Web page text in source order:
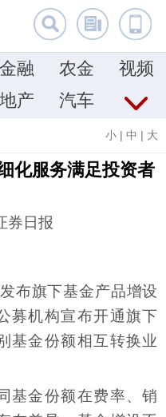
金融 农金
视频
地产 汽车
小 | 中 | 大
化服务满足投资者
券日报
布旗下基金产品增设
募机构宣布开通旗下
基金份额相互转换业
基金份额在费率、销